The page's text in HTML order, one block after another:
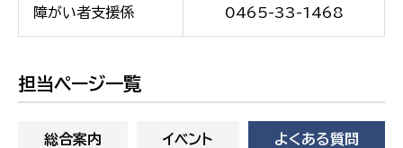
障がい者支援係 0465-33-1468
担当ページ一覧
総合案内 イベント よくある質問